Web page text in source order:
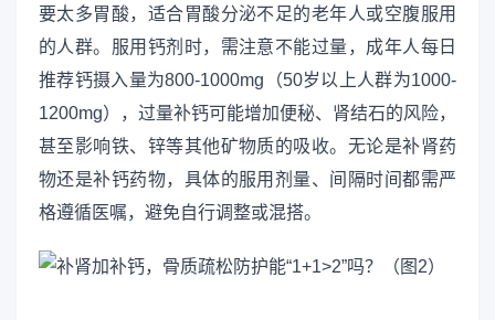
要太多胃酸，适合胃酸分泌不足的老年人或空腹服用
的人群。服用钙剂时，需注意不能过量，成年人每日
推荐钙摄入量为800-1000mg（50岁以上人群为1000-
1200mg），过量补钙可能增加便秘、肾结石的风险，
甚至影响铁、锌等其他矿物质的吸收。无论是补肾药
物还是补钙药物，具体的服用剂量、间隔时间都需严
格遵循医嘱，避免自行调整或混搭。